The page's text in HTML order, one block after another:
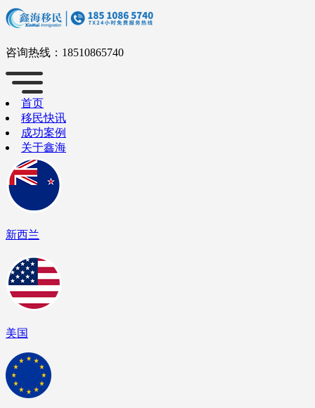
咨询热线： 18510865740
首页
移民快讯
成功案例
关于鑫海
新西兰
美国